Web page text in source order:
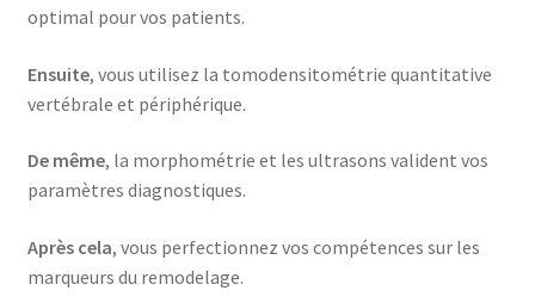
optimal pour vos patients.
Ensuite, vous utilisez la tomodensitométrie quantitative
vertébrale et périphérique.
De même, la morphométrie et les ultrasons valident vos
paramètres diagnostiques.
Après cela, vous perfectionnez vos compétences sur les
marqueurs du remodelage.